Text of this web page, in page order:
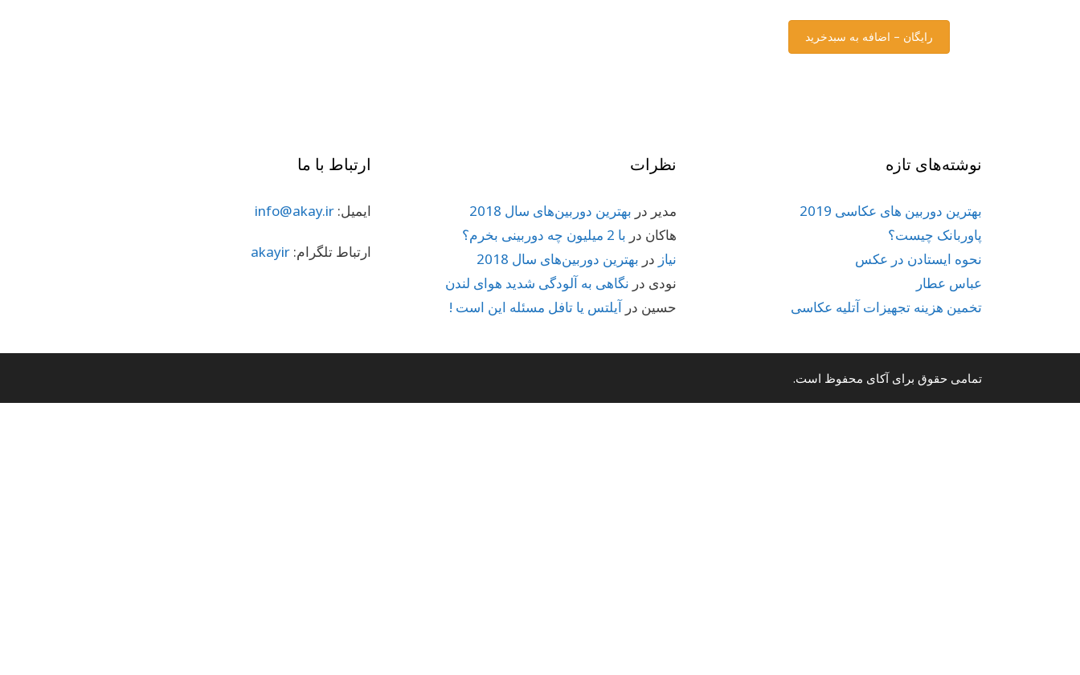
رایگان – اضافه به سبدخرید
نوشته‌های تازه
بهترین دوربین های عکاسی 2019
پاوربانک چیست؟
نحوه ایستادن در عکس
عباس عطار
تخمین هزینه تجهیزات آتلیه عکاسی
نظرات
مدیر در بهترین دوربین‌های سال 2018
هاکان در با 2 میلیون چه دوربینی بخرم؟
نیاز در بهترین دوربین‌های سال 2018
نودی در نگاهی به آلودگی شدید هوای لندن
حسین در آیلتس یا تافل مسئله این است !
ارتباط با ما
ایمیل: info@akay.ir
ارتباط تلگرام: akayir
تمامی حقوق برای آکای محفوظ است.